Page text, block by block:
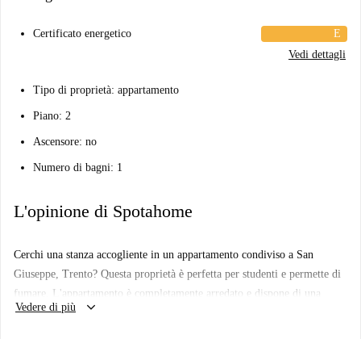
Certificato energetico
E
Vedi dettagli
Tipo di proprietà: appartamento
Piano: 2
Ascensore: no
Numero di bagni: 1
L'opinione di Spotahome
Cerchi una stanza accogliente in un appartamento condiviso a San
Giuseppe, Trento? Questa proprietà è perfetta per studenti e permette di
fumare. L'appartamento è completamente arredato e dispone di una
cucina attrezzata con elettrodomestici come forno e lavatrice,
Vedere di più keyboard_arrow_down